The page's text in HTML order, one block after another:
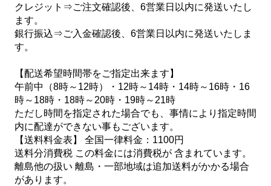
クレジット⇒ご注文確認後、6営業日以内に発送いたし
ます。
銀行振込⇒ご入金確認後、6営業日以内に発送いたしま
す。
【配送希望時間帯をご指定出来ます】
午前中（8時～12時）・12時～14時・14時～16時・16
時～18時・18時～20時・19時～21時
ただし時間を指定された場合でも、事情により指定時間
内に配達ができない事もございます。
【送料料金表】 全国一律料金：1100円
送料分消費税 この料金には消費税が 含まれています。
離島他の扱い 離島・一部地域は追加送料がかかる場合
があります。